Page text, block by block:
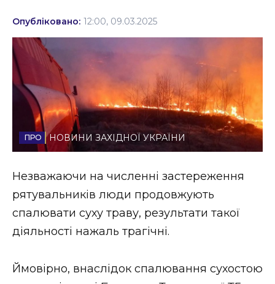
Освіта
Події
Політика
Соціум
Спорт
Стиль життя
Втрачений Ужгород
Втрачений Ужгород (відеоверсія)
ЗАКАРПАТСЬКІ НОВИНИ
Опубліковано: 12:00, 09.03.2025
НОВИНИ ЗАХІДНОЇ УКРАЇНИ
Незважаючи на численні застереження
рятувальників люди продовжують
спалювати суху траву, результати такої
діяльності нажаль трагічні.
Ймовірно, внаслідок спалювання сухостою